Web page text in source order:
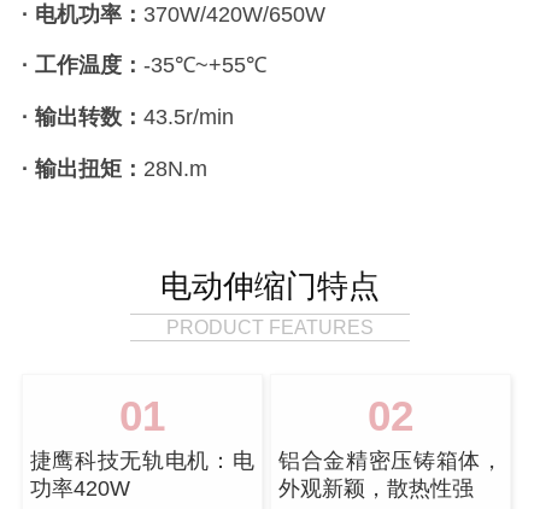
· 电机功率： 370W/420W/650W
· 工作温度： -35℃~+55℃
· 输出转数： 43.5r/min
· 输出扭矩： 28N.m
电动伸缩门特点
PRODUCT FEATURES
01
捷鹰科技无轨电机：电
功率420W
02
铝合金精密压铸箱体，
外观新颖，散热性强